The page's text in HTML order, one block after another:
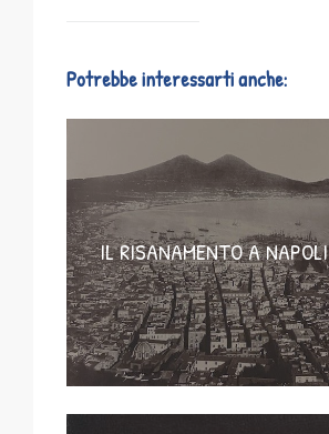
Potrebbe interessarti anche:
IL RISANAMENTO A NAPOLI